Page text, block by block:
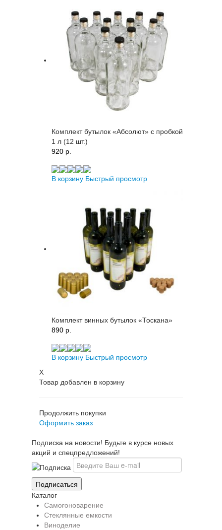
Комплект бутылок «Абсолют» с пробкой
1 л (12 шт.)
920 p.
В корзину Быстрый просмотр
Комплект винных бутылок «Тоскана»
890 p.
В корзину Быстрый просмотр
X
Товар добавлен в корзину
Продолжить покупки
Оформить заказ
Подписка на новости! Будьте в курсе новых
акций и спецпредложений!
Каталог
Самогоноварение
Стеклянные емкости
Виноделие